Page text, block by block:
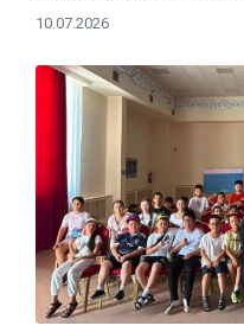
10.07.2026